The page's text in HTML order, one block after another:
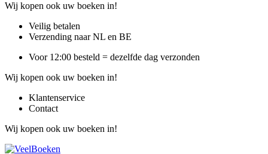
Wij kopen ook uw boeken in!
Veilig betalen
Verzending naar NL en BE
Voor 12:00 besteld = dezelfde dag verzonden
Wij kopen ook uw boeken in!
Klantenservice
Contact
Wij kopen ook uw boeken in!